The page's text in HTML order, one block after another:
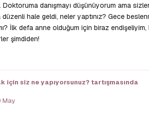
danışmayı düşünüyorum ama
hale geldi, neler yaptınız? Gece
İlk defa anne olduğum için biraz
şimdiden!
için siz ne yapıyorsunuz? tartışmasında
May